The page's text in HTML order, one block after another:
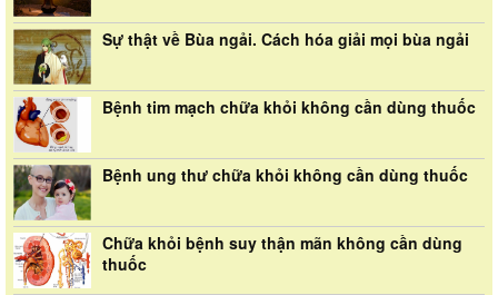
Sự thật về Bùa ngải. Cách hóa giải mọi bùa ngải
Bệnh tim mạch chữa khỏi không cần dùng thuốc
Bệnh ung thư chữa khỏi không cần dùng thuốc
Chữa khỏi bệnh suy thận mãn không cần dùng
thuốc